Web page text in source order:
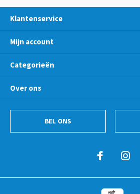
Klantenservice
Mijn account
Categorieën
Over ons
BEL ONS